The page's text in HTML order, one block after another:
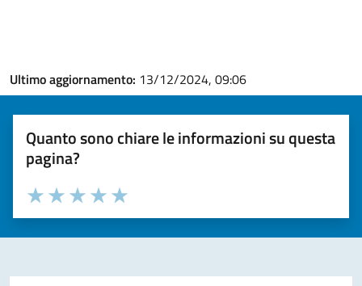
Ultimo aggiornamento: 13/12/2024, 09:06
Quanto sono chiare le informazioni su questa
pagina?
Valuta la chiarezza delle informazioni (da 1 a 5 stelle)
Seleziona il numero di stelle per valutare la chiarezza delle
Valuta 5 stelle su 5
Valuta 4 stelle su 5
Valuta 3 stelle su 5
Valuta 2 stelle su 5
Valuta 1 stelle su 5